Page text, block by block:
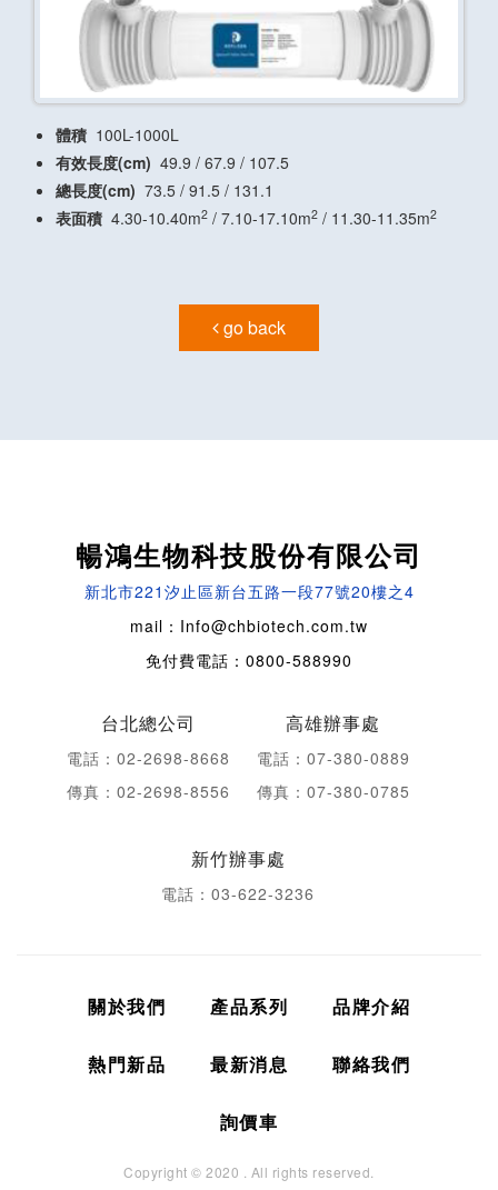
體積 100L-1000L
有效長度(cm) 49.9 / 67.9 / 107.5
總長度(cm) 73.5 / 91.5 / 131.1
表面積 4.30-10.40m2 / 7.10-17.10m2 / 11.30-11.35m2
go back
暢鴻生物科技股份有限公司
新北市221汐止區新台五路一段77號20樓之4
mail：Info@chbiotech.com.tw
免付費電話：0800-588990
台北總公司
電話：02-2698-8668
傳真：02-2698-8556
高雄辦事處
電話：07-380-0889
傳真：07-380-0785
新竹辦事處
電話：03-622-3236
關於我們 產品系列 品牌介紹
熱門新品 最新消息 聯絡我們
詢價車
Copyright © 2020 . All rights reserved.